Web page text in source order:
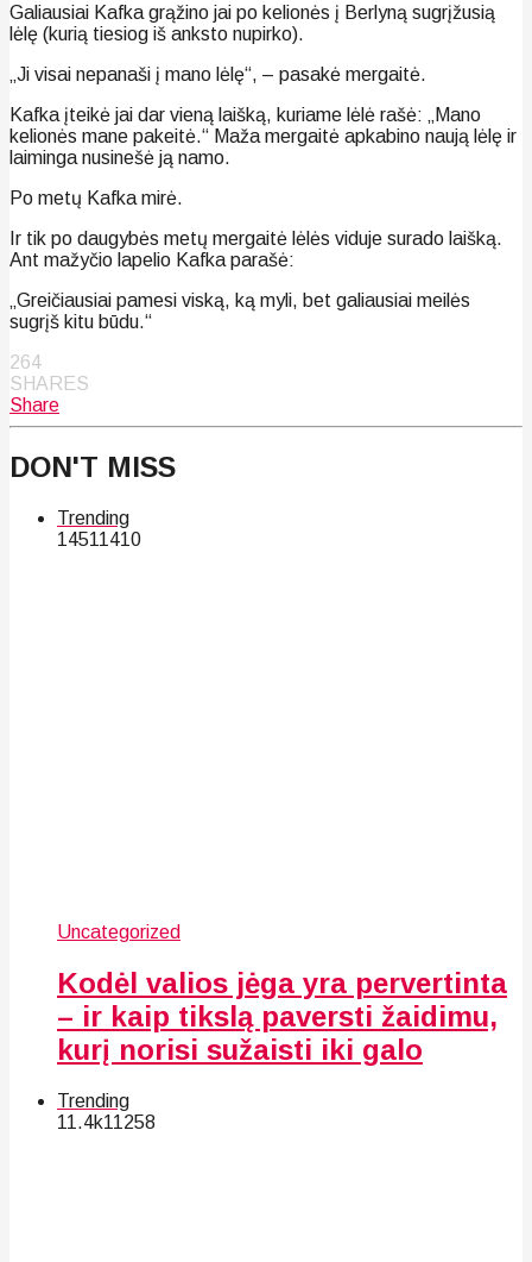
Galiausiai Kafka grąžino jai po kelionės į Berlyną sugrįžusią
lėlę (kurią tiesiog iš anksto nupirko).
„Ji visai nepanaši į mano lėlę“, – pasakė mergaitė.
Kafka įteikė jai dar vieną laišką, kuriame lėlė rašė: „Mano
kelionės mane pakeitė.“ Maža mergaitė apkabino naują lėlę ir
laiminga nusinešė ją namo.
Po metų Kafka mirė.
Ir tik po daugybės metų mergaitė lėlės viduje surado laišką.
Ant mažyčio lapelio Kafka parašė:
„Greičiausiai pamesi viską, ką myli, bet galiausiai meilės
sugrįš kitu būdu.“
264
SHARES
Share
DON'T MISS
Trending
14511410
Uncategorized
Kodėl valios jėga yra pervertinta
– ir kaip tikslą paversti žaidimu,
kurį norisi sužaisti iki galo
Trending
11.4k11258